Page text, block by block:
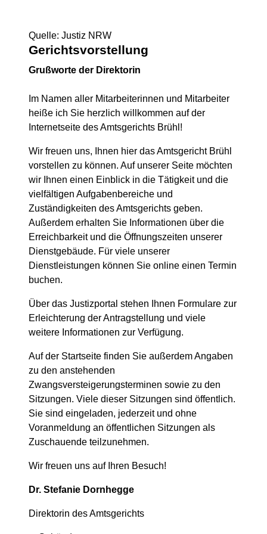
Quelle: Justiz NRW
Gerichtsvorstellung
Grußworte der Direktorin
Im Namen aller Mitarbeiterinnen und Mitarbeiter
heiße ich Sie herzlich willkommen auf der
Internetseite des Amtsgerichts Brühl!
Wir freuen uns, Ihnen hier das Amtsgericht Brühl
vorstellen zu können. Auf unserer Seite möchten
wir Ihnen einen Einblick in die Tätigkeit und die
vielfältigen Aufgabenbereiche und
Zuständigkeiten des Amtsgerichts geben.
Außerdem erhalten Sie Informationen über die
Erreichbarkeit und die Öffnungszeiten unserer
Dienstgebäude. Für viele unserer
Dienstleistungen können Sie online einen Termin
buchen.
Über das Justizportal stehen Ihnen Formulare zur
Erleichterung der Antragstellung und viele
weitere Informationen zur Verfügung.
Auf der Startseite finden Sie außerdem Angaben
zu den anstehenden
Zwangsversteigerungsterminen sowie zu den
Sitzungen. Viele dieser Sitzungen sind öffentlich.
Sie sind eingeladen, jederzeit und ohne
Voranmeldung an öffentlichen Sitzungen als
Zuschauende teilzunehmen.
Wir freuen uns auf Ihren Besuch!
Dr. Stefanie Dornhegge
Direktorin des Amtsgerichts